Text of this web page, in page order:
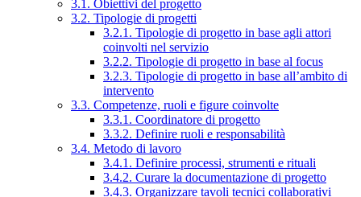
3.1. Obiettivi del progetto
3.2. Tipologie di progetti
3.2.1. Tipologie di progetto in base agli attori
coinvolti nel servizio
3.2.2. Tipologie di progetto in base al focus
3.2.3. Tipologie di progetto in base all’ambito di
intervento
3.3. Competenze, ruoli e figure coinvolte
3.3.1. Coordinatore di progetto
3.3.2. Definire ruoli e responsabilità
3.4. Metodo di lavoro
3.4.1. Definire processi, strumenti e rituali
3.4.2. Curare la documentazione di progetto
3.4.3. Organizzare tavoli tecnici collaborativi